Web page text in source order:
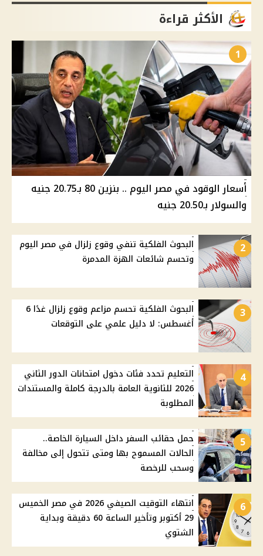
الأكثر قراءة
1
أسعار الوقود في مصر اليوم .. بنزين 80 بـ20.75 جنيه
والسولار بـ20.50 جنيه
2
البحوث الفلكية تنفي وقوع زلزال في مصر اليوم
وتحسم شائعات الهزة المدمرة
3
البحوث الفلكية تحسم مزاعم وقوع زلزال غدًا 6
أغسطس: لا دليل علمي على التوقعات
4
التعليم تحدد فئات دخول امتحانات الدور الثاني
2026 للثانوية العامة بالدرجة كاملة والمستندات
المطلوبة
5
حمل حقائب السفر داخل السيارة الخاصة..
الحالات المسموح بها ومتى تتحول إلى مخالفة
وسحب للرخصة
6
انتهاء التوقيت الصيفي 2026 في مصر الخميس
29 أكتوبر وتأخير الساعة 60 دقيقة وبداية
الشتوي